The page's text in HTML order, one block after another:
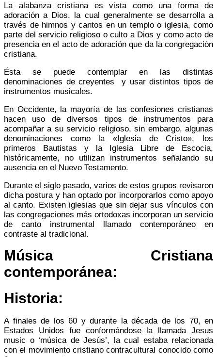
La alabanza cristiana es vista como una forma de
adoración a Dios, la cual generalmente se desarrolla a
través de himnos y cantos en un templo o iglesia, como
parte del servicio religioso o culto a Dios y como acto de
presencia en el acto de adoración que da la congregación
cristiana.
Ésta se puede contemplar en las distintas
denominaciones de creyentes ​ y usar distintos tipos de
instrumentos musicales.
En Occidente, la mayoría de las confesiones cristianas
hacen uso de diversos tipos de instrumentos para
acompañar a su servicio religioso, sin embargo, algunas
denominaciones como la «Iglesia de Cristo», los
primeros Bautistas y la Iglesia Libre de Escocia,
históricamente, no utilizan instrumentos señalando su
ausencia en el Nuevo Testamento.
Durante el siglo pasado, varios de estos grupos revisaron
dicha postura y han optado por incorporarlos como apoyo
al canto. Existen iglesias que sin dejar sus vínculos con
las congregaciones más ortodoxas incorporan un servicio
de canto instrumental llamado contemporáneo en
contraste al tradicional.
Música Cristiana
contemporánea:
Historia:
A finales de los 60 y durante la década de los 70, en
Estados Unidos fue conformándose la llamada Jesus
music o ‘música de Jesús’, la cual estaba relacionada
con el movimiento cristiano contracultural conocido como